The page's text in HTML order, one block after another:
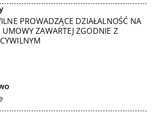
PROWADZĄCE DZIAŁALNOŚĆ NA
ZAWARTEJ ZGODNIE Z